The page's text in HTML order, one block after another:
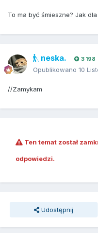
To ma być śmieszne? Jak
neska. 3 198
Opublikowano 10
//Zamykam
Ten temat został
odpowiedzi.
Udostępnij